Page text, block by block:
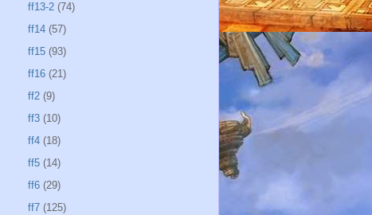
ff13-2 (74)
ff14 (57)
ff15 (93)
ff16 (21)
ff2 (9)
ff3 (10)
ff4 (18)
ff5 (14)
ff6 (29)
ff7 (125)